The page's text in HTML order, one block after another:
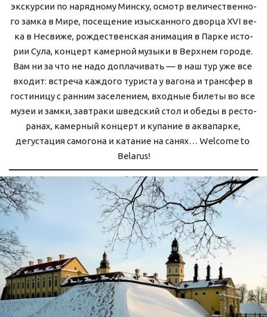
экс­кур­сии по нарядному Мин­ску, осмотр ве­ли­че­ствен­но­
го зам­ка в Мире, посещение изыс­кан­но­го двор­ца XVI ве­
ка в Не­сви­же, рождественская ани­ма­ция в Парке ис­то­
рии Су­ла, кон­церт ка­мер­ной му­зы­ки в Верх­нем го­ро­де.
Вам ни за что не на­до до­пла­чи­вать — в наш тур уже все
вхо­дит: встре­ча каж­до­го ту­ри­ста у ва­го­на и транс­фер в
го­сти­ни­цу с ран­ним за­се­ле­ни­ем, входные би­ле­ты во все
му­зеи и зам­ки, завтраки швед­ский стол и обе­ды в ре­сто­
ра­нах, ка­мер­ный кон­церт и купание в ак­ва­пар­ке,
дегустация са­мо­го­на и катание на са­нях… Welcome to
Belarus!